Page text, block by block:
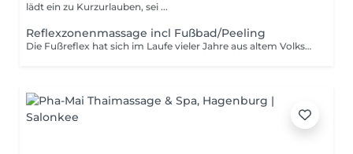
lädt ein zu Kurzurlauben, sei ...
Reflexzonenmassage incl Fußbad/Peeling
Die Fußreflex hat sich im Laufe vieler Jahre aus altem Volkswissen zu einer exakt ausgearbeiteten Massage entwickelt. Die Reflexzonenmassage kann durch Druck-, Zug- und Streichbewegungen der Fußsohle und Zehen nicht nur die verspannten, beanspruchten Muskeln der Füße lockern, sondern auch durch Druck bestimmter Punkte die inneren Organe positiv beeinflussen. Inklusive Fußbad mit Peeling.